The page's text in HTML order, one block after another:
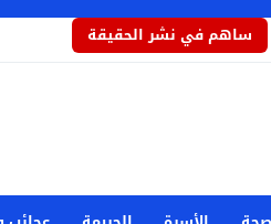
ساهم في نشر الحقيقة